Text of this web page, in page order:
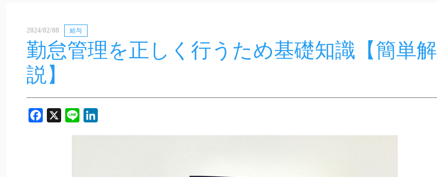
2024/02/08 給与
勤怠管理を正しく行うため基礎知識【簡単解
説】
Facebook
X Line